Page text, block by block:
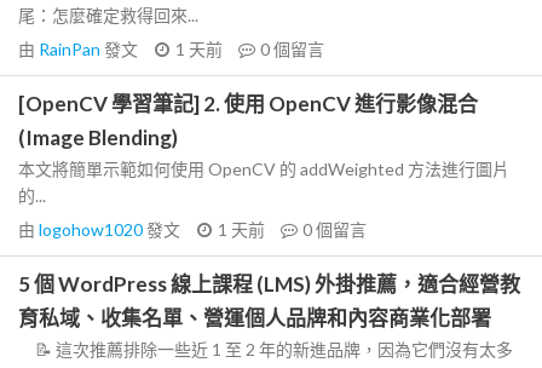
尾：怎麼確定救得回來...
由 RainPan 發文 1 天前 0個留言
[OpenCV 學習筆記] 2. 使用 OpenCV 進行影像混合
(Image Blending)
本文將簡單示範如何使用 OpenCV 的 addWeighted 方法進行圖片
的...
由 logohow1020發文 1 天前 0個留言
5 個 WordPress 線上課程 (LMS) 外掛推薦，適合經營教
育私域、收集名單、營運個人品牌和內容商業化部署
📝 這次推薦排除一些近 1 至 2 年的新進品牌，因為它們沒有太多